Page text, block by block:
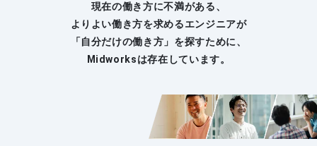
現在の働き方に不満がある、
よりよい働き方を求めるエンジニアが
「自分だけの働き方」を探すために、
Midworksは存在しています。